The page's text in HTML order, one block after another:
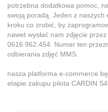
potrzebna dodatkowa pomoc,
swoją poradą. Jeden z naszych
kroku co zrobić, by
nawet wysłać nam zdjęcie
0616.962.454. Numer ten
odbierania zdjęć MMS.
nasza platforma e-commerce
etapie zakupu pilota CARDIN